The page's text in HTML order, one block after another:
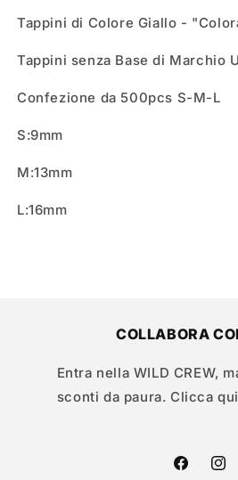
Tappini di Colore Giallo -
Tappini senza Base di Marchio
Confezione da 500pcs S-M-L
S:9mm
M:13mm
L:16mm
COLLABORA
Entra nella WILD CREW,
sconti da paura. Clicca
Facebook